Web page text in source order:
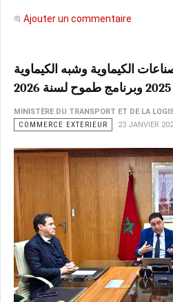
Ajouter un commentaire
الكيماوية وشبه الكيماوية
MINISTÈRE DU TRANSPORT ET DE LA
COMMERCE EXTERIEUR
23 JANVIER